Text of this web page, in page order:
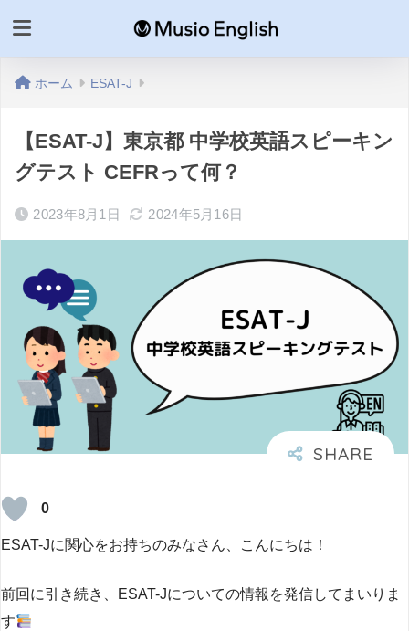
ホーム ESAT-J
【ESAT-J】東京都 中学校英語スピーキン
グテスト CEFRって何？
2023年8月1日 2024年5月16日
0
ESAT-Jに関心をお持ちのみなさん、こんにちは！
前回に引き続き、ESAT-Jについての情報を発信してまいりま
す